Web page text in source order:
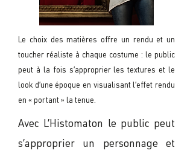
Le choix des matières offre un rendu et un
toucher réaliste à chaque costume : le public
peut à la fois s’approprier les textures et le
look d’une époque en visualisant l’effet rendu
en « portant » la tenue.
Avec L’Histomaton le public peut
s’approprier un personnage et